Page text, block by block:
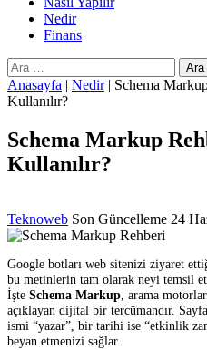
Nedir
Finans
Arama:
Anasayfa | Nedir| Schema
Kullanılır?
Schema Markup
Kullanılır?
Posted
by
Teknoweb Son Güncelleme 24
Google botları web sitenizi ziyaret
bu metinlerin tam olarak neyi temsil
İşte Schema Markup, arama
açıklayan dijital bir tercümandır.
ismi “yazar”, bir tarihi ise “etkinlik
beyan etmenizi sağlar.